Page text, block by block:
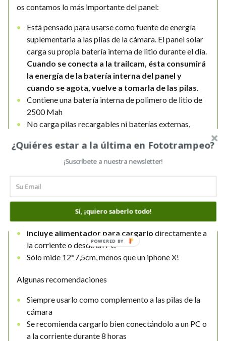
os contamos lo más importante del panel:
Está pensado para usarse como fuente de energía
suplementaria a las pilas de la cámara. El panel solar
carga su propia batería interna de litio durante el día.
Cuando se conecta a la trailcam, ésta consumirá
la energía de la batería interna del panel y
cuando se agota, vuelve a tomarla de las pilas.
Contiene una batería interna de polimero de litio de
2500 Mah
No carga pilas recargables ni baterías externas,
la que alimente a la cámara mientras tenga energía
cámaras
plenamente compatible con ellas
lo necesario para colocarlo en
exteriores: correa de nylon y soporte
Incluye alimentador para cargarlo directamente a
la corriente o desde un PC
Sólo mide 12*7,5cm, menos que un iphone X!
Algunas recomendaciones
Siempre usarlo como complemento a las pilas de la
cámara
Se recomienda cargarlo bien conectándolo a un PC o
a la corriente durante 8 horas
¿Quiéres estar a la última en Fototrampeo?
¡Suscríbete a nuestra newsletter!
Sí, ¡quiero saberlo todo!
POWERED BY